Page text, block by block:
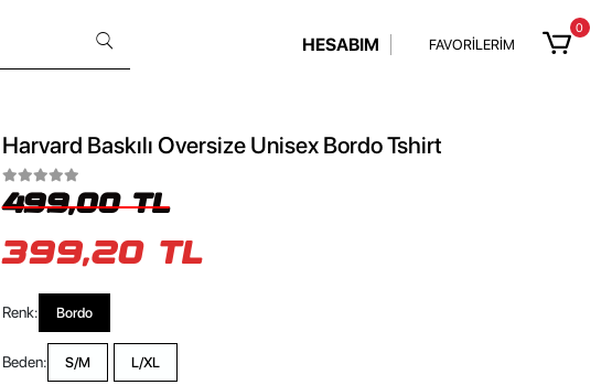
HESABIM FAVORİLERİM
0
Harvard Baskılı Oversize Unisex Bordo Tshirt
499,00 TL
399,20 TL
Renk: Bordo
Beden: S/M L/XL